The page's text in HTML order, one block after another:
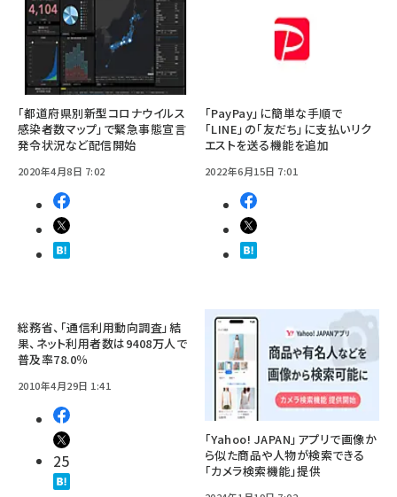
「都道府県別新型コロナウイルス
感染者数マップ」で緊急事態宣言
発令状況など配信開始
2020年4月8日 7:02
「PayPay」に簡単な手順で
「LINE」の「友だち」に支払いリク
エストを送る機能を追加
2022年6月15日 7:01
総務省、「通信利用動向調査」結
果、ネット利用者数は9408万人で
普及率78.0％
2010年4月29日 1:41
25
「Yahoo! JAPAN」アプリで画像か
ら似た商品や人物が検索できる
「カメラ検索機能」提供